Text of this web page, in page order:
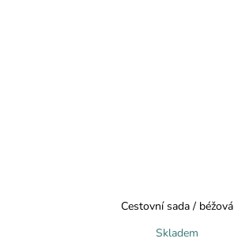
Cestovní sada / béžová
Skladem